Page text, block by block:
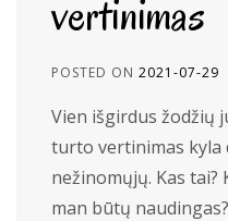
vertinimas
POSTED ON 2021-07-29
Vien išgirdus žodžių
turto vertinimas kyla
nežinomųjų. Kas tai?
man būtų